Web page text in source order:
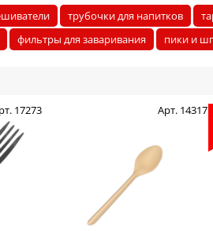
трубочки для напитков
фильтры для заваривания пики и
17273 Арт. 14317